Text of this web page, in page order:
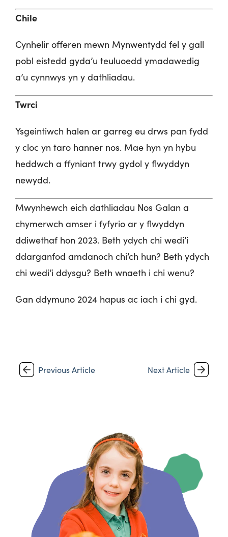
Chile
Cynhelir offeren mewn Mynwentydd fel y gall
pobl eistedd gyda’u teuluoedd ymadawedig
a’u cynnwys yn y dathliadau.
Twrci
Ysgeintiwch halen ar garreg eu drws pan fydd
y cloc yn taro hanner nos. Mae hyn yn hybu
heddwch a ffyniant trwy gydol y flwyddyn
newydd.
Mwynhewch eich dathliadau Nos Galan a
chymerwch amser i fyfyrio ar y flwyddyn
ddiwethaf hon 2023. Beth ydych chi wedi’i
ddarganfod amdanoch chi’ch hun? Beth ydych
chi wedi’i ddysgu? Beth wnaeth i chi wenu?
Gan ddymuno 2024 hapus ac iach i chi gyd.
Previous Article Next Article